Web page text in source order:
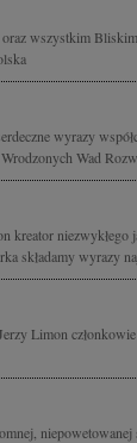
oraz wszystkim
wyrazy
Wad
kreator
składamy wyrazy
Limon